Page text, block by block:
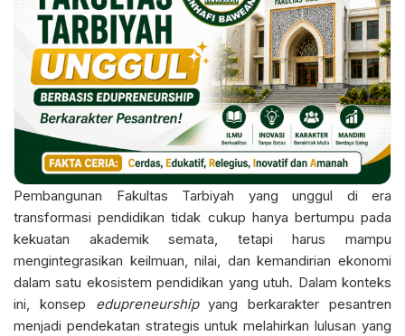
Pembangunan Fakultas Tarbiyah yang unggul di era
transformasi pendidikan tidak cukup hanya bertumpu pada
kekuatan akademik semata, tetapi harus mampu
mengintegrasikan keilmuan, nilai, dan kemandirian ekonomi
dalam satu ekosistem pendidikan yang utuh. Dalam konteks
ini, konsep edupreneurshipyang berkarakter pesantren
menjadi pendekatan strategis untuk melahirkan lulusan yang